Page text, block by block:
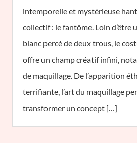
intemporelle et mystérieuse
collectif : le fantôme. Loin d’être
blanc percé de deux trous, le
offre un champ créatif infini,
de maquillage. De l’apparition
terrifiante, l’art du maquillage
transformer un concept […]